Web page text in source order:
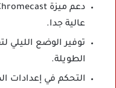
عالية جدا.
توفير الوضع الليلي
الطويلة.
التحكم في إعدادات